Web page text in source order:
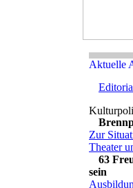
Zur
Theater
63
sein